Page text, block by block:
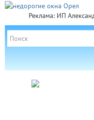
Реклама: ИП